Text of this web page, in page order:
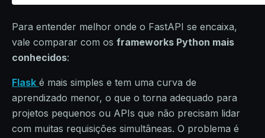
Para entender melhor onde o FastAPI se encaixa,
vale comparar com os frameworks Python mais
conhecidos:
Flask é mais simples e tem uma curva de
aprendizado menor, o que o torna adequado para
projetos pequenos ou APIs que não precisam lidar
com muitas requisições simultâneas. O problema é